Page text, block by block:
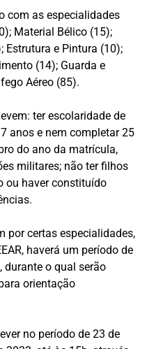
com as especialidades
Material Bélico (15);
Estrutura e Pintura (10);
(14); Guarda e
Aéreo (85).
ter escolaridade de
anos e nem completar 25
do ano da matrícula,
militares; não ter filhos
ou haver constituído
por certas especialidades,
haverá um período de
o qual serão
orientação
no período de 23 de